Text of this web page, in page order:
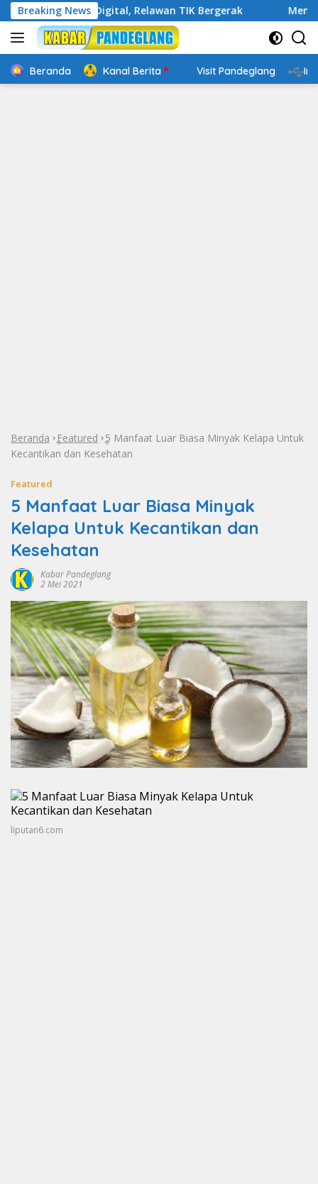
Langsung
ke
konten
Breaking News
Digital, Relawan TIK Bergerak Mengenal
Beranda Kanal Berita Visit Pandeglang
Beranda »Featured »5 Manfaat Luar Biasa Minyak Kelapa Untuk
Kecantikan dan Kesehatan
Featured
5 Manfaat Luar Biasa Minyak
Kelapa Untuk Kecantikan dan
Kesehatan
Kabar Pandeglang
2 Mei 2021
liputan6.com